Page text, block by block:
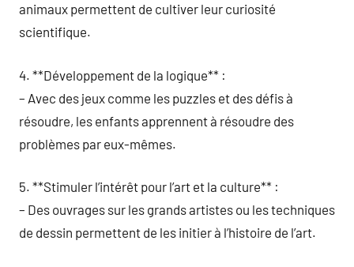
animaux permettent de cultiver leur curiosité
scientifique.
4. **Développement de la logique** :
– Avec des jeux comme les puzzles et des défis à
résoudre, les enfants apprennent à résoudre des
problèmes par eux-mêmes.
5. **Stimuler l’intérêt pour l’art et la culture** :
– Des ouvrages sur les grands artistes ou les techniques
de dessin permettent de les initier à l’histoire de l’art.